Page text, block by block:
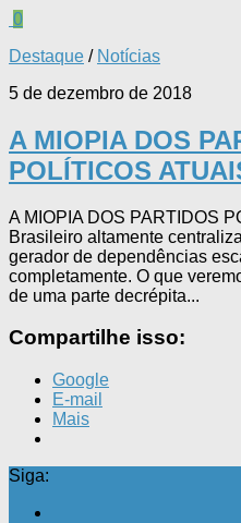
0
Destaque / Notícias
5 de dezembro de 2018
A MIOPIA DOS
POLÍTICOS
A MIOPIA DOS PARTIDOS
Brasileiro altamente
gerador de dependências
completamente. O que
de uma parte decrépita...
Compartilhe isso:
Google
E-mail
Mais
Siga: